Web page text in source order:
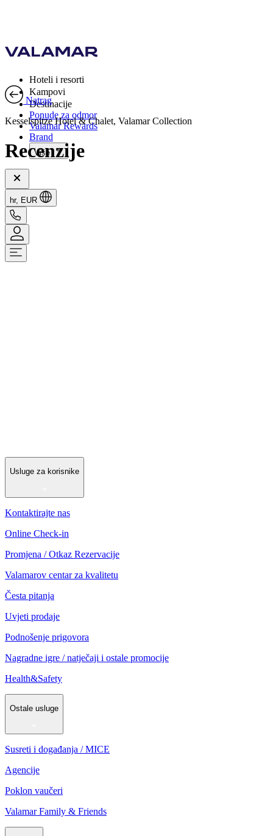
Hoteli i resorti
Kampovi
Destinacije
Ponude za odmor
Valamar Rewards
Brand
Više
hr, EUR
Natrag
Kesselspitze Hotel & Chalet, Valamar Collection
Recenzije
Usluge za korisnike
Kontaktirajte nas
Online Check-in
Promjena / Otkaz Rezervacije
Valamarov centar za kvalitetu
Česta pitanja
Uvjeti prodaje
Podnošenje prigovora
Nagradne igre / natječaji i ostale promocije
Health&Safety
Ostale usluge
Susreti i događanja / MICE
Agencije
Poklon vaučeri
Valamar Family & Friends